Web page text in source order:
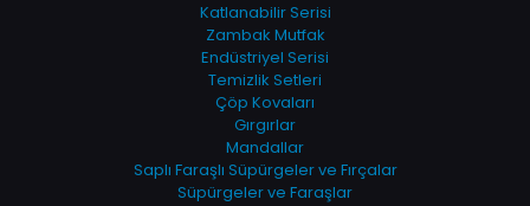
Katlanabilir Serisi
Zambak Mutfak
Endüstriyel Serisi
Temizlik Setleri
Çöp Kovaları
Gırgırlar
Mandallar
Saplı Faraşlı Süpürgeler ve Fırçalar
Süpürgeler ve Faraşlar